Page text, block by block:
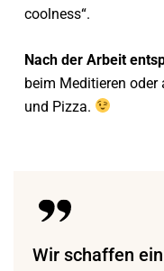
coolness“.
Nach der Arbeit
beim Meditieren
und Pizza.
Wir schaffen